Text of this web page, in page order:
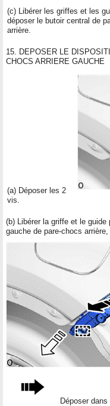
(c) Libérer les griffes et les
déposer le butoir central de
arrière.
15. DEPOSER LE
CHOCS ARRIERE GAUCHE
(a) Déposer les 2
vis.
(b) Libérer la griffe et le
gauche de pare-chocs
Déposer